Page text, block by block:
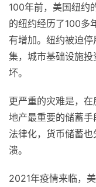
100年前，美国纽约
的纽约经历了100多
有增加。纽约被迫
集，城市基础设施
坏。
更严重的灾难是，
地产最重要的储蓄
法律化，货币储蓄
溃。
2021年疫情来临，